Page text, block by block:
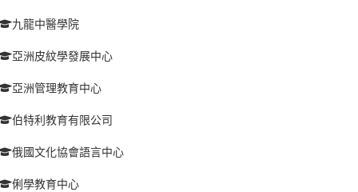
九龍中醫學院
亞洲皮紋學發展中心
亞洲管理教育中心
伯特利教育有限公司
俄國文化協會語言中心
俐學教育中心